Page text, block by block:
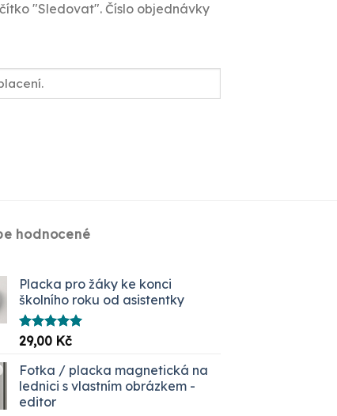
"Sledovat". Číslo objednávky
hodnocené
Placka pro žáky ke konci
školního roku od asistentky
Hodnocení
5.00
29,00 Kč
Fotka / placka magnetická na
lednici s vlastním obrázkem -
editor